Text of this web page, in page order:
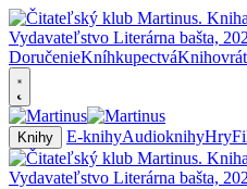
DoručenieKníhkupectvá
Knihy E-knihyAudioknihyHry